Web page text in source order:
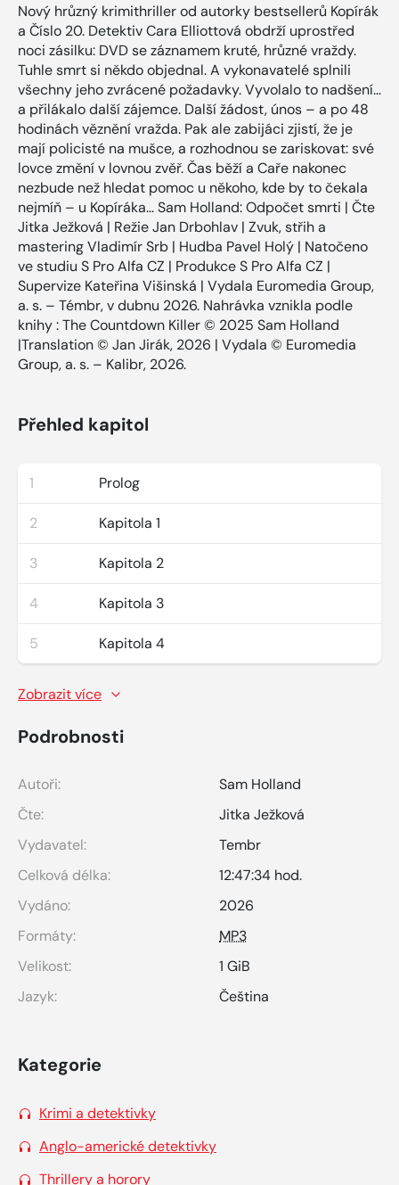
Nový hrůzný krimithriller od autorky bestsellerů Kopírák
a Číslo 20. Detektiv Cara Elliottová obdrží uprostřed
noci zásilku: DVD se záznamem kruté, hrůzné vraždy.
Tuhle smrt si někdo objednal. A vykonavatelé splnili
všechny jeho zvrácené požadavky. Vyvolalo to nadšení…
a přilákalo další zájemce. Další žádost, únos – a po 48
hodinách věznění vražda. Pak ale zabijáci zjistí, že je
mají policisté na mušce, a rozhodnou se zariskovat: své
lovce změní v lovnou zvěř. Čas běží a Caře nakonec
nezbude než hledat pomoc u někoho, kde by to čekala
nejmíň – u Kopíráka… Sam Holland: Odpočet smrti | Čte
Jitka Ježková | Režie Jan Drbohlav | Zvuk, střih a
mastering Vladimír Srb | Hudba Pavel Holý | Natočeno
ve studiu S Pro Alfa CZ | Produkce S Pro Alfa CZ |
Supervize Kateřina Višinská | Vydala Euromedia Group,
a. s. – Témbr, v dubnu 2026. Nahrávka vznikla podle
knihy : The Countdown Killer © 2025 Sam Holland
|Translation © Jan Jirák, 2026 | Vydala © Euromedia
Group, a. s. – Kalibr, 2026.
Přehled kapitol
1 Prolog
2 Kapitola 1
3 Kapitola 2
4 Kapitola 3
5 Kapitola 4
Zobrazit více
Podrobnosti
Autoři:
Sam Holland
Čte:
Jitka Ježková
Vydavatel:
Tembr
Celková délka:
12:47:34 hod.
Vydáno:
2026
Formáty:
MP3
Velikost:
1 GiB
Jazyk:
Čeština
Kategorie
Krimi a detektivky
Anglo-americké detektivky
Thrillery a horory